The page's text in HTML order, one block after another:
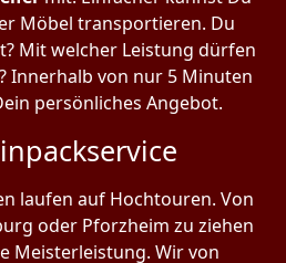
Möbel transportieren. Du
Mit welcher Leistung dürfen
Innerhalb von nur 5 Minuten
persönliches Angebot.
laufen auf Hochtouren. Von
oder Pforzheim zu ziehen
Meisterleistung. Wir von